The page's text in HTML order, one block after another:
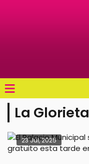
≡
La Glorieta
23 Jul, 2025